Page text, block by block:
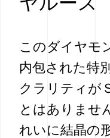
このダイヤモ
内包された特
クラリティが
とはありませ
れいに結晶の